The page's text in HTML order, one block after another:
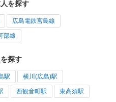
を探す
広島電鉄宮島線
部線
探す
駅 横川(広島)駅
西観音町駅 東高須駅